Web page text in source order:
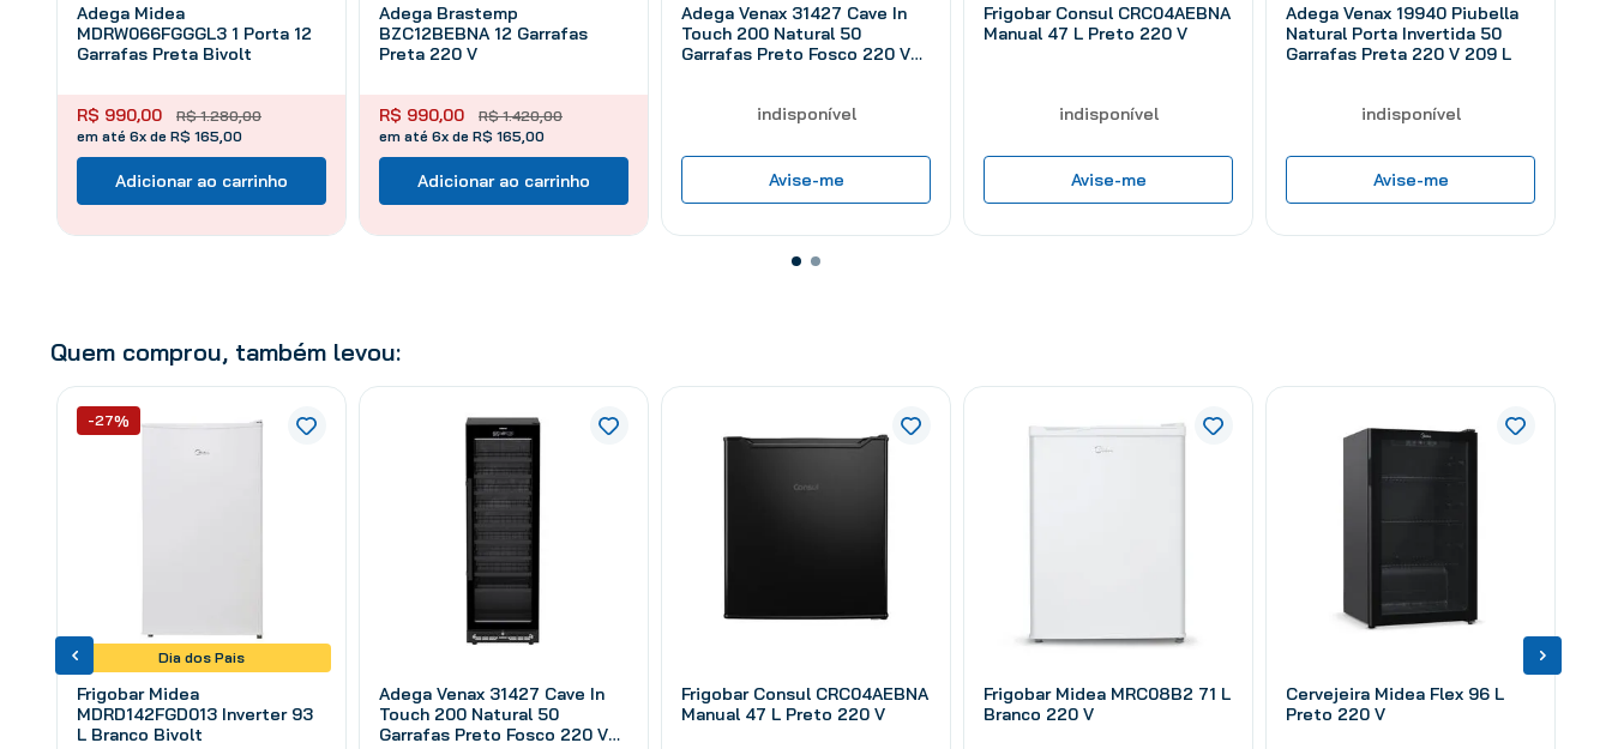
Adega Midea
MDRW066FGGGL3 1 Porta 12
Garrafas Preta Bivolt
R$ 1.280,00
R$ 990,00
em até 6x de R$ 165,00
Adicionar ao carrinho
Adega Brastemp
BZC12BEBNA 12 Garrafas
Preta 220 V
R$ 1.420,00
R$ 990,00
em até 6x de R$ 165,00
Adicionar ao carrinho
Adega Venax 31427 Cave In
Touch 200 Natural 50
Garrafas Preto Fosco 220 V
indisponível
Avise-me
Frigobar Consul CRC04AEBNA
Manual 47 L Preto 220 V
indisponível
Avise-me
Adega Venax 19940 Piubella
Natural Porta Invertida 50
Garrafas Preta 220 V 209 L
indisponível
Avise-me
Quem comprou, também levou:
Dia dos Pais
Frigobar Midea
MDRD142FGD013 Inverter 93
L Branco Bivolt
-27%
Adega Venax 31427 Cave In
Touch 200 Natural 50
Garrafas Preto Fosco 220 V
Frigobar Consul CRC04AEBNA
Manual 47 L Preto 220 V
Frigobar Midea MRC08B2 71 L
Branco 220 V
Cervejeira Midea Flex 96 L
Preto 220 V